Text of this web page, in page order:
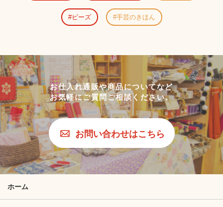
ビーズ 手芸のきほん
お仕入れ通販や商品についてなど
お気軽にご質問ご相談ください。
お問い合わせはこちら
ホーム